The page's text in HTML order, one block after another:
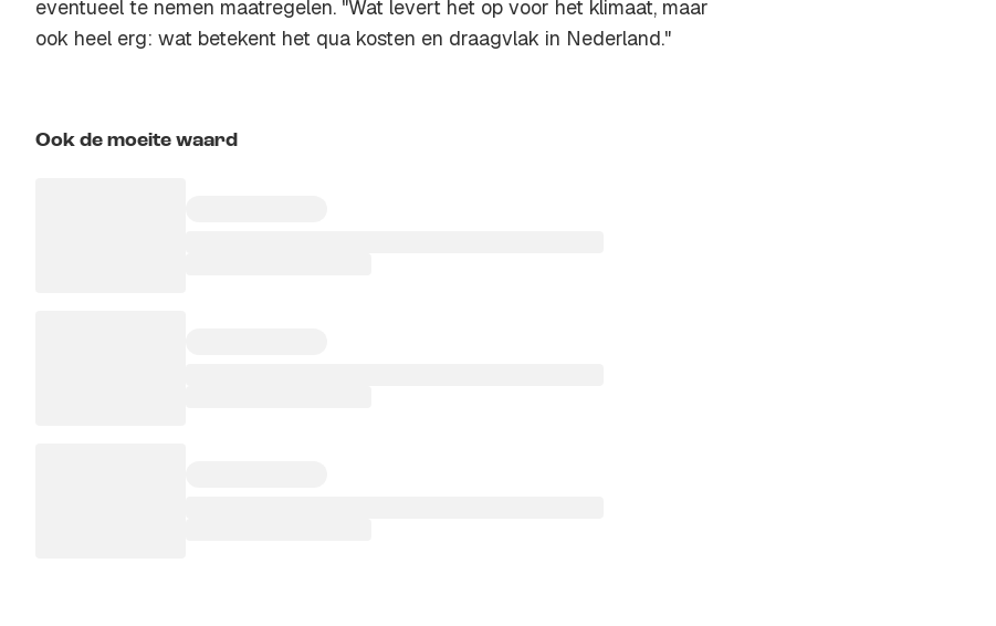
eventueel te nemen maatregelen. "Wat levert het op voor het klimaat, maar
ook heel erg: wat betekent het qua kosten en draagvlak in Nederland."
Ook de moeite waard